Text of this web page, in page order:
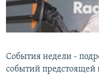
Հայերեն
English
Русский
События недели -
событий предстоящей